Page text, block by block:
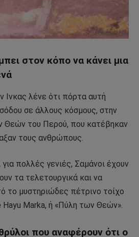
στον κόπο να κάνει μια
Ινκας λένε ότι πόρτα αυτή
σε άλλους κόσμους, στην
Θεών του Περού, που κατέβηκαν
τους ανθρώπους.
πολλές γενιές, Σαμάνοι έχουν
τα τελετουργικά και να
το μυστηριώδες πέτρινο τοίχο
Marka, ή «Πύλη των Θεών».
που αναφέρουν ότι ο